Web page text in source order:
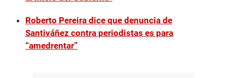
Roberto Pereira dice que denuncia de
Santiváñez contra periodistas es para
“amedrentar”